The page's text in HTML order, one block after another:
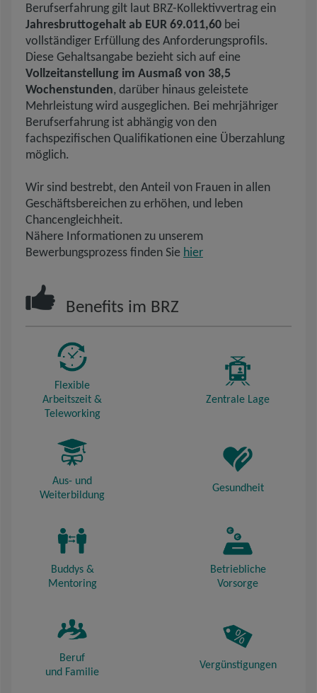
Berufserfahrung gilt laut BRZ-Kollektivvertrag ein
Jahresbruttogehalt ab EUR 69.011,60 bei
vollständiger Erfüllung des Anforderungsprofils.
Diese Gehaltsangabe bezieht sich auf eine
Vollzeitanstellung im Ausmaß von 38,5
Wochenstunden, darüber hinaus geleistete
Mehrleistung wird ausgeglichen. Bei mehrjähriger
Berufserfahrung ist abhängig von den
fachspezifischen Qualifikationen eine Überzahlung
möglich.
Wir sind bestrebt, den Anteil von Frauen in allen
Geschäftsbereichen zu erhöhen, und leben
Chancengleichheit.
Nähere Informationen zu unserem
Bewerbungsprozess finden Sie hier
Benefits im BRZ
Flexible
Arbeitszeit &
Teleworking
Zentrale Lage
Aus- und
Weiterbildung
Gesundheit
Buddys &
Mentoring
Betriebliche
Vorsorge
Beruf
und Familie
Vergünstigungen